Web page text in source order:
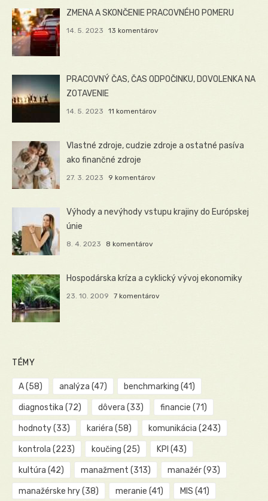
ZMENA A SKONČENIE PRACOVNÉHO POMERU
14. 5. 2023 13 komentárov
PRACOVNÝ ČAS, ČAS ODPOČINKU, DOVOLENKA NA
ZOTAVENIE
14. 5. 2023 11 komentárov
Vlastné zdroje, cudzie zdroje a ostatné pasíva
ako finančné zdroje
27. 3. 2023 9 komentárov
Výhody a nevýhody vstupu krajiny do Európskej
únie
8. 4. 2023 8 komentárov
Hospodárska kríza a cyklický vývoj ekonomiky
23. 10. 2009 7 komentárov
TÉMY
A(58) analýza (47) benchmarking (41)
diagnostika (72) dôvera (33) financie (71)
hodnoty(33) kariéra (58) komunikácia (243)
kontrola (223) koučing (25) KPI (43)
kultúra (42) manažment (313) manažér(93)
manažérske hry(38) meranie (41) MIS (41)